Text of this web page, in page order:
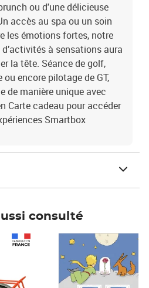
ou d'une délicieuse
accès au spa ou un soin
les émotions fortes, notre
à sensations aura
la tête. Séance de golf,
encore pilotage de GT,
de manière unique avec
Carte cadeau pour accéder
Smartbox
consulté
Prix 7,50€